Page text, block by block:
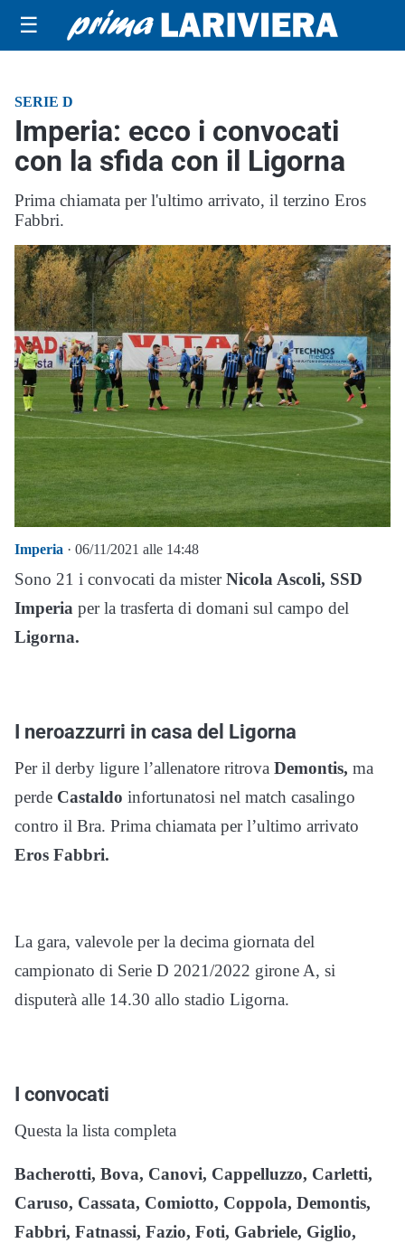
☰
SERIE D
Imperia: ecco i convocati
con la sfida con il Ligorna
Prima chiamata per l'ultimo arrivato, il terzino Eros
Fabbri.
Imperia · 06/11/2021 alle 14:48
Sono 21 i convocati da misterNicola Ascoli, SSD
Imperia per la trasferta di domani sul campo del
Ligorna.
I neroazzurri in casa del Ligorna
Per il derby ligure l’allenatore ritrova Demontis, ma
perde Castaldo infortunatosi nel match casalingo
contro il Bra. Prima chiamata per l’ultimo arrivato
Eros Fabbri.
La gara, valevole per la decima giornata del
campionato di Serie D 2021/2022 girone A, si
disputerà alle 14.30 allo stadio Ligorna.
I convocati
Questa la lista completa
Bacherotti, Bova, Canovi, Cappelluzzo, Carletti,
Caruso, Cassata, Comiotto, Coppola, Demontis,
Fabbri, Fatnassi, Fazio, Foti, Gabriele, Giglio,